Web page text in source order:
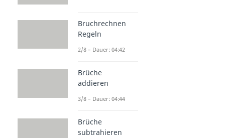
Bruchrechnen
Regeln
2/8 – Dauer: 04:42
Brüche
addieren
3/8 – Dauer: 04:44
Brüche
subtrahieren